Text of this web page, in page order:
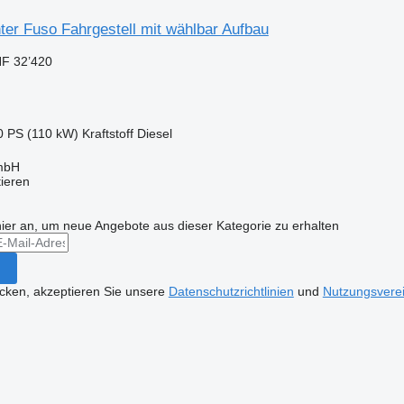
Fuso Fahrgestell mit wählbar Aufbau
32’420
PS (110 kW) Kraftstoff Diesel
an, um neue Angebote aus dieser Kategorie zu erhalten
akzeptieren Sie unsere Datenschutzrichtlinien und